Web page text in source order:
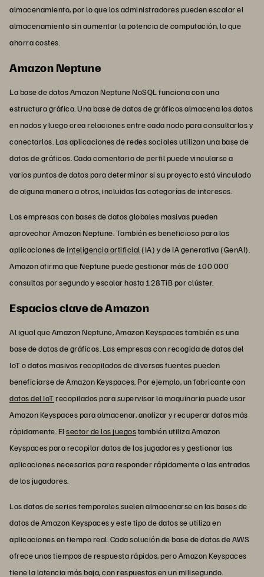
almacenamiento, por lo que los administradores pueden escalar el
almacenamiento sin aumentar la potencia de computación, lo que
ahorra costes.
Amazon Neptune
La base de datos Amazon Neptune NoSQL funciona con una
estructura gráfica. Una base de datos de gráficos almacena los datos
en nodos y luego crea relaciones entre cada nodo para consultarlos y
conectarlos. Las aplicaciones de redes sociales utilizan una base de
datos de gráficos. Cada comentario de perfil puede vincularse a
varios puntos de datos para determinar si su proyecto está vinculado
de alguna manera a otros, incluidas las categorías de intereses.
Las empresas con bases de datos globales masivas pueden
aprovechar Amazon Neptune. También es beneficioso para las
aplicaciones deinteligencia artificial(IA) y de IA generativa (GenAI).
Amazon afirma que Neptune puede gestionar más de 100 000
consultas por segundo y escalar hasta 128TiB por clúster.
Espacios clave de Amazon
Al igual que Amazon Neptune, Amazon Keyspaces también es una
base de datos de gráficos. Las empresas con recogida de datos del
IoT o datos masivos recopilados de diversas fuentes pueden
beneficiarse de Amazon Keyspaces. Por ejemplo, un fabricante con
datos del IoTrecopilados para supervisar la maquinaria puede usar
Amazon Keyspaces para almacenar, analizar y recuperar datos más
rápidamente. Elsector de los juegostambién utiliza Amazon
Keyspaces para recopilar datos de los jugadores y gestionar las
aplicaciones necesarias para responder rápidamente a las entradas
de los jugadores.
Los datos de series temporales suelen almacenarse en las bases de
datos de Amazon Keyspaces y este tipo de datos se utiliza en
aplicaciones en tiempo real. Cada solución de base de datos de AWS
ofrece unos tiempos de respuesta rápidos, pero Amazon Keyspaces
tiene la latencia más baja, con respuestas en un milisegundo.